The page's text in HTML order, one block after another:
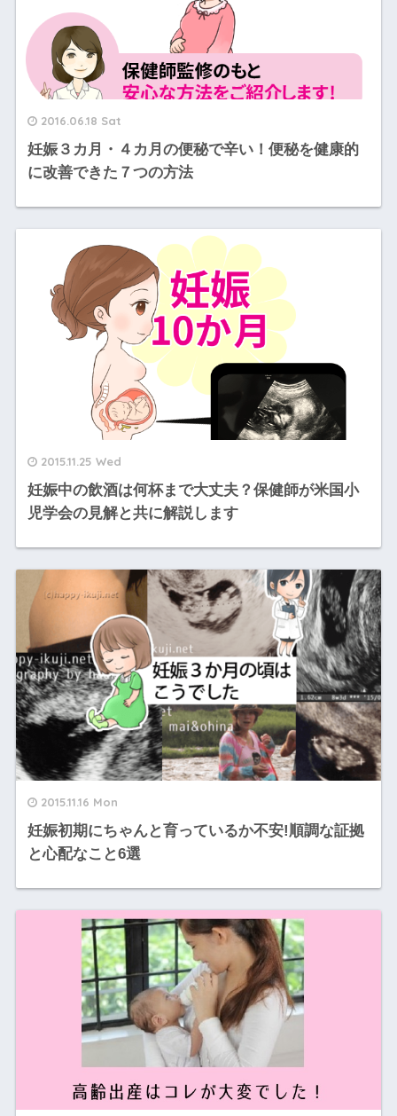
2016.06.18 Sat
妊娠３カ月・４カ月の便秘で辛い！便秘を健康的
に改善できた７つの方法
2015.11.25 Wed
妊娠中の飲酒は何杯まで大丈夫？保健師が米国小
児学会の見解と共に解説します
2015.11.16 Mon
妊娠初期にちゃんと育っているか不安!順調な証拠
と心配なこと6選